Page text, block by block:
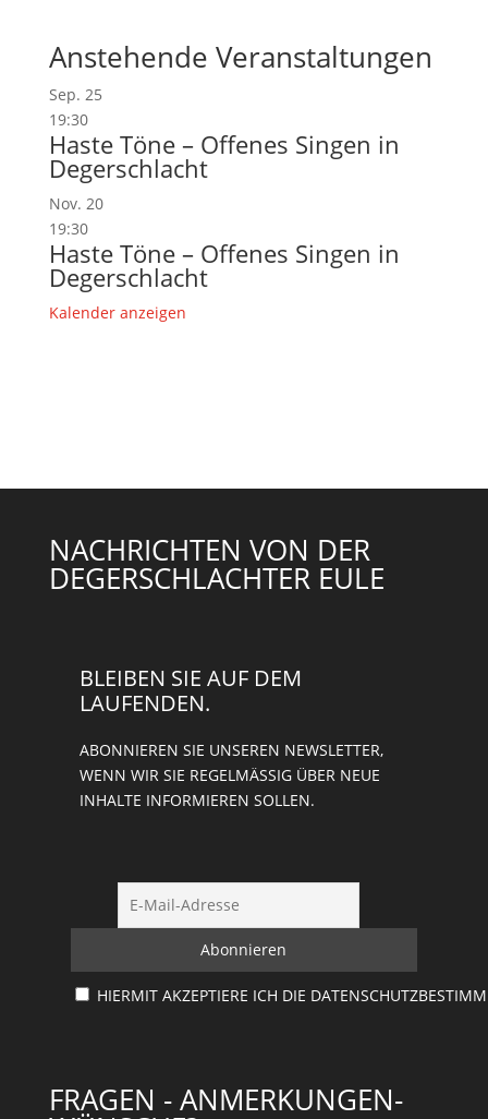
Anstehende Veranstaltungen
Sep. 25
19:30
Haste Töne – Offenes Singen in
Degerschlacht
Nov. 20
19:30
Haste Töne – Offenes Singen in
Degerschlacht
Kalender anzeigen
NACHRICHTEN VON DER
DEGERSCHLACHTER EULE
BLEIBEN SIE AUF DEM
LAUFENDEN.
ABONNIEREN SIE UNSEREN NEWSLETTER,
WENN WIR SIE REGELMÄSSIG ÜBER NEUE I
NHALTE INFORMIEREN SOLLEN.
HIERMIT AKZEPTIERE ICH DIE
FRAGEN - ANMERKUNGEN-